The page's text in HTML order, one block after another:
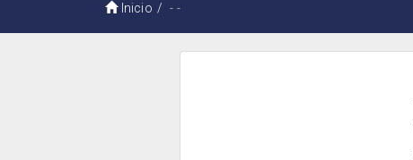
Inicio - -